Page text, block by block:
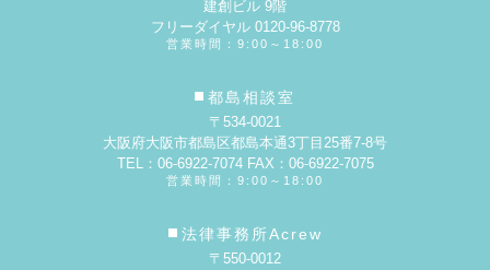
建創ビル 9階
フリーダイヤル 0120-96-8778
営業時間：9:00～18:00
都島相談室
〒534-0021
大阪府大阪市都島区都島本通3丁目25番7-8号
TEL：06-6922-7074 FAX：06-6922-7075
営業時間：9:00～18:00
法律事務所Acrew
〒550-0012